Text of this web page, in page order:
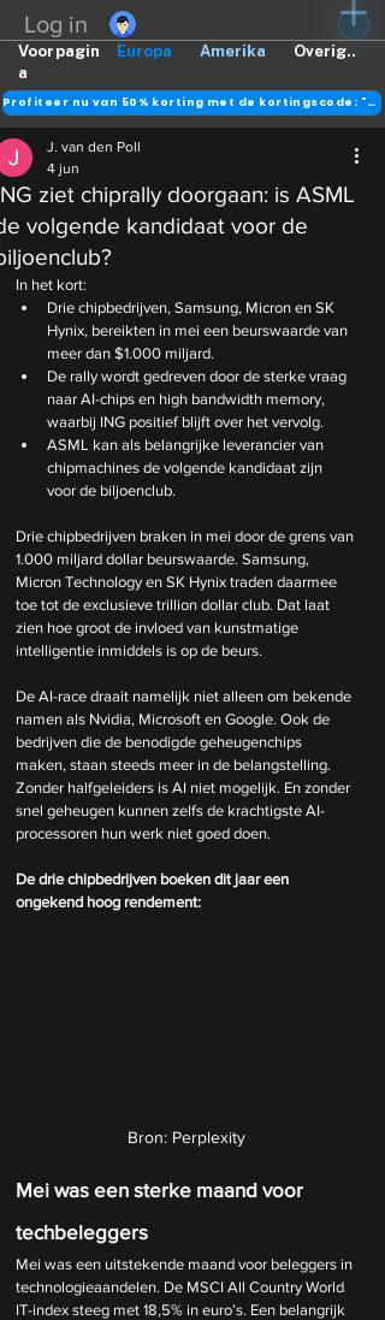
Log in
Europa Amerika Overig..
Voorpagin
a
Profiteer nu van 50% korting met de kortingscode: "DANK"
ziet chiprally doorgaan: is ASML
volgende kandidaat voor de
J. van den Poll
4 jun
In het kort:
Drie chipbedrijven, Samsung, Micron en SK
Hynix, bereikten in mei een beurswaarde van
meer dan $1.000 miljard.
De rally wordt gedreven door de sterke vraag
naar AI-chips en high bandwidth memory,
waarbij ING positief blijft over het vervolg.
ASML kan als belangrijke leverancier van
chipmachines de volgende kandidaat zijn
voor de biljoenclub.
Drie chipbedrijven braken in mei door de grens van
1.000 miljard dollar beurswaarde. Samsung,
Micron Technology en SK Hynix traden daarmee
toe tot de exclusieve trillion dollar club. Dat laat
zien hoe groot de invloed van kunstmatige
intelligentie inmiddels is op de beurs.
De AI-race draait namelijk niet alleen om bekende
namen als Nvidia, Microsoft en Google. Ook de
bedrijven die de benodigde geheugenchips
maken, staan steeds meer in de belangstelling.
Zonder halfgeleiders is AI niet mogelijk. En zonder
snel geheugen kunnen zelfs de krachtigste AI-
processoren hun werk niet goed doen.
De drie chipbedrijven boeken dit jaar een
ongekend hoog rendement:
Bron: Perplexity
Mei was een sterke maand voor
techbeleggers
Mei was een uitstekende maand voor beleggers in
technologieaandelen. De MSCI All Country World
IT-index steeg met 18,5% in euro’s. Een belangrijk